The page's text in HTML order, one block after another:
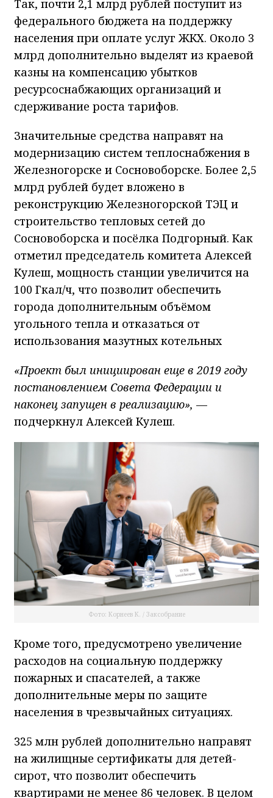
Так, почти 2,1 млрд рублей поступит из
федерального бюджета на поддержку
населения при оплате услуг ЖКХ. Около 3
млрд дополнительно выделят из краевой
казны на компенсацию убытков
ресурсоснабжающих организаций и
сдерживание роста тарифов.
Значительные средства направят на
модернизацию систем теплоснабжения в
Железногорске и Сосновоборске. Более 2,5
млрд рублей будет вложено в
реконструкцию Железногорской ТЭЦ и
строительство тепловых сетей до
Сосновоборска и посёлка Подгорный. Как
отметил председатель комитета Алексей
Кулеш, мощность станции увеличится на
100 Гкал/ч, что позволит обеспечить
города дополнительным объёмом
угольного тепла и отказаться от
использования мазутных котельных
«Проект был инициирован еще в 2019 году
постановлением Совета Федерации и
наконец запущен в реализацию», —
подчеркнул Алексей Кулеш.
Фото: Корнеев К. / Заксобрание
Кроме того, предусмотрено увеличение
расходов на социальную поддержку
пожарных и спасателей, а также
дополнительные меры по защите
населения в чрезвычайных ситуациях.
325 млн рублей дополнительно направят
на жилищные сертификаты для детей-
сирот, что позволит обеспечить
квартирами не менее 86 человек. В целом